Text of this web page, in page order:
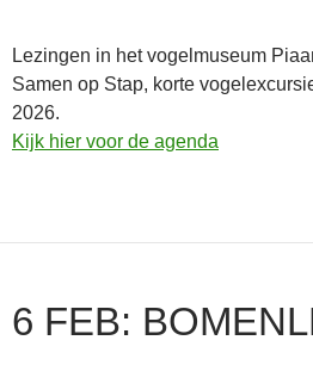
Lezingen in het vogelmuseum
Samen op Stap, korte
2026.
Kijk hier voor de agenda
6 FEB: